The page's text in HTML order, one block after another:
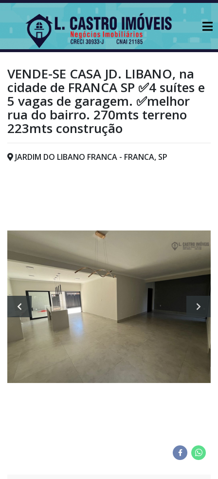
VENDE-SE CASA JD. LIBANO, na
cidade de FRANCA SP ✅4 suítes e
5 vagas de garagem. ✅melhor
rua do bairro. 270mts terreno
223mts construção
JARDIM DO LIBANO FRANCA - FRANCA, SP